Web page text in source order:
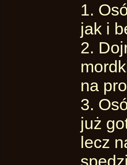
1.
jak i
2.
na
3.
już
lecz